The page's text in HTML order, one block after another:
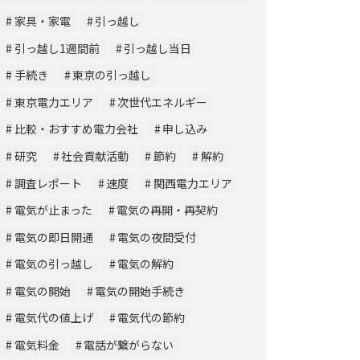
家具・家電
引っ越し
引っ越し1週間前
引っ越し当日
手続き
東京の引っ越し
東京電力エリア
次世代エネルギー
比較・おすすめ電力会社
申し込み
研究
社会貢献活動 節約
解約
調査レポート
速度
関西電力エリア
電気が止まった
電気の再開・再契約
電気の即日開通
電気の夜間受付
電気の引っ越し
電気の解約
電気の開始
電気の開始手続き
電気代の値上げ
電気代の節約
電気料金
電話が繋がらない